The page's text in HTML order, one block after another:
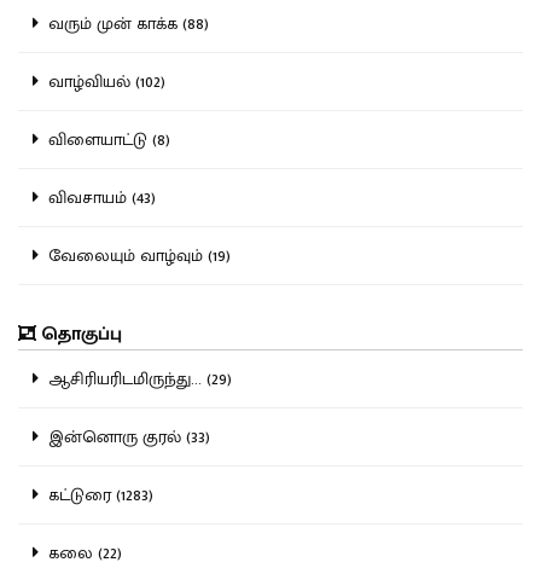
வரும் முன் காக்க (88)
வாழ்வியல் (102)
விளையாட்டு (8)
விவசாயம் (43)
வேலையும் வாழ்வும் (19)
தொகுப்பு
ஆசிரியரிடமிருந்து... (29)
இன்னொரு குரல் (33)
கட்டுரை (1283)
கலை (22)